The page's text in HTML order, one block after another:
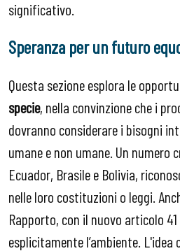
significativo.
Speranza per un futuro
Questa sezione esplora le
specie, nella convinzione che i
dovranno considerare i bisogni
umane e non umane. Un numero
Ecuador, Brasile e Bolivia,
nelle loro costituzioni o leggi.
Rapporto, con il nuovo articolo
esplicitamente l’ambiente.